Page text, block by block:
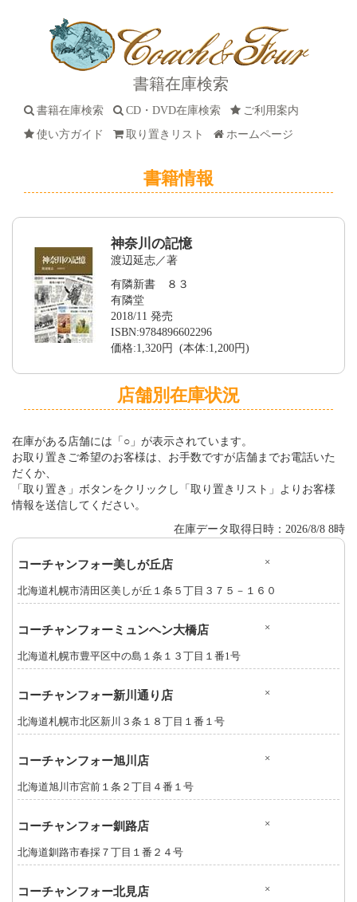
書籍在庫検索
書籍在庫検索 CD・DVD在庫検索
ご利用案内
使い方ガイド
取り置きリスト ホームページ
書籍情報
神奈川の記憶
渡辺延志／著
有隣新書 ８３
有隣堂
2018/11 発売
ISBN:9784896602296
価格:1,320円 (本体:1,200円)
店舗別在庫状況
在庫がある店舗には「○」が表示されています。
お取り置きご希望のお客様は、お手数ですが店舗までお電話いた
だくか、
「取り置き」ボタンをクリックし「取り置きリスト」よりお客様
情報を送信してください。
在庫データ取得日時：2026/8/8 8時
コーチャンフォー美しが丘店 ×
北海道札幌市清田区美しが丘１条５丁目３７５－１６０
コーチャンフォーミュンヘン大橋店 ×
北海道札幌市豊平区中の島１条１３丁目１番1号
コーチャンフォー新川通り店 ×
北海道札幌市北区新川３条１８丁目１番１号
コーチャンフォー旭川店 ×
北海道旭川市宮前１条２丁目４番１号
コーチャンフォー釧路店 ×
北海道釧路市春採７丁目１番２４号
コーチャンフォー北見店 ×